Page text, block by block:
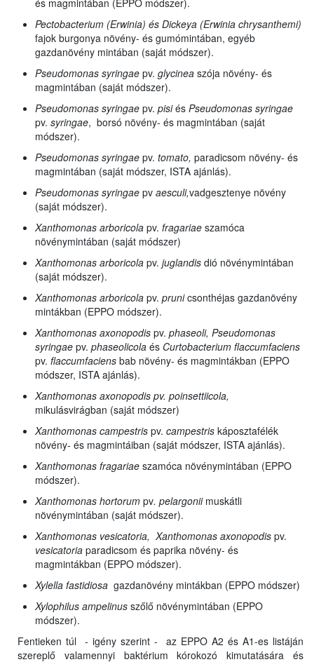
és magmintában (EPPO módszer).
Pectobacterium (Erwinia) és Dickeya (Erwinia chrysanthemi)
fajok burgonya növény- és gumómintában, egyéb
gazdanövény mintában (saját módszer).
Pseudomonas syringae pv. glycinea szója növény- és
magmintában (saját módszer).
Pseudomonas syringae pv. pisiés Pseudomonas syringae
pv. syringae, borsó növény- és magmintában (saját
módszer).
Pseudomonas syringae pv. tomato, paradicsom növény- és
magmintában (saját módszer, ISTA ajánlás).
Pseudomonas syringae pv aesculi,vadgesztenye növény
(saját módszer).
Xanthomonas arboricola pv. fragariae szamóca
növénymintában (saját módszer)
Xanthomonas arboricola pv. juglandis dió növénymintában
(saját módszer).
Xanthomonas arboricola pv. prunicsonthéjas gazdanövény
mintákban (EPPO módszer).
Xanthomonas axonopodis pv. phaseoli, Pseudomonas
syringae pv. phaseolicola és Curtobacterium flaccumfaciens
pv. flaccumfaciens bab növény- és magmintákban (EPPO
módszer, ISTA ajánlás).
Xanthomonas axonopodis pv. poinsettiicola,
mikulásvirágban (saját módszer)
Xanthomonas campestris pv. campestris káposztafélék
növény- és magmintáiban (saját módszer, ISTA ajánlás).
Xanthomonas fragariae szamóca növénymintában (EPPO
módszer).
Xanthomonas hortorum pv. pelargoniimuskátli
növénymintában (saját módszer).
Xanthomonas vesicatoria, Xanthomonas axonopodis pv.
vesicatoria paradicsom és paprika növény- és
magmintákban (EPPO módszer).
Xylella fastidiosa gazdanövény mintákban (EPPO módszer)
Xylophilus ampelinus szőlő növénymintában (EPPO
módszer).
Fentieken túl - igény szerint - az EPPO A2 és A1-es listáján
szereplő valamennyi baktérium kórokozó kimutatására és